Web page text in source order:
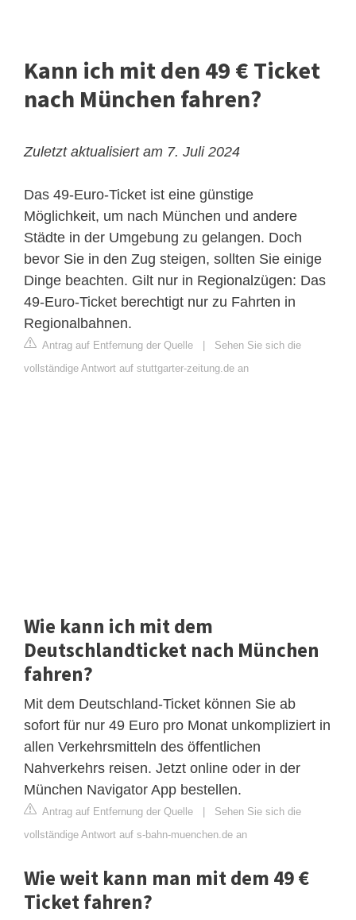
Kann ich mit den 49 € Ticket
nach München fahren?
Zuletzt aktualisiert am 7. Juli 2024
Das 49-Euro-Ticket ist eine günstige
Möglichkeit, um nach München und andere
Städte in der Umgebung zu gelangen. Doch
bevor Sie in den Zug steigen, sollten Sie einige
Dinge beachten. Gilt nur in Regionalzügen: Das
49-Euro-Ticket berechtigt nur zu Fahrten in
Regionalbahnen.
Antrag auf Entfernung der Quelle
Sehen Sie sich die
vollständige Antwort auf stuttgarter-zeitung.de an
Wie kann ich mit dem
Deutschlandticket nach München
fahren?
Mit dem Deutschland-Ticket können Sie ab
sofort für nur 49 Euro pro Monat unkompliziert in
allen Verkehrsmitteln des öffentlichen
Nahverkehrs reisen. Jetzt online oder in der
München Navigator App bestellen.
Antrag auf Entfernung der Quelle
Sehen Sie sich die
vollständige Antwort auf s-bahn-muenchen.de an
Wie weit kann man mit dem 49 €
Ticket fahren?